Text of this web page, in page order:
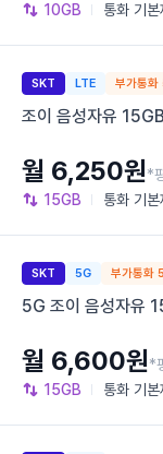
10GB 통화 기
SKT LTE 부가통
조이 음성자유 15GB
15GB 통화 기
월 6,250원*
SKT 5G 부가통화
5G 조이 음성자유
15GB 통화 기
월 6,600원*